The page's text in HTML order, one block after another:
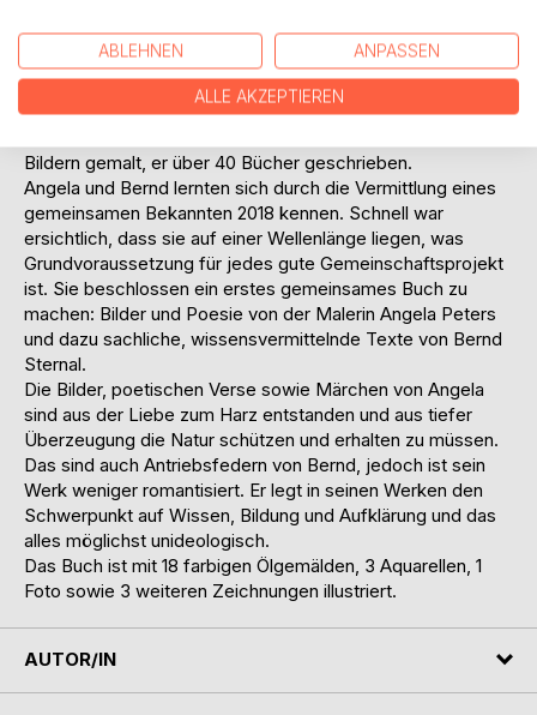
Internetportale und Blogs und begann für diese zu
schreiben. 2010 gründete er den Verlag Sternal Media.
Beide Autoren gingen ihren Leidenschaften nach, sie wurde
zur Malerin mit zunehmenden poetischen Anwandlungen, er
Bildern gemalt, er über 40 Bücher geschrieben.
Angela und Bernd lernten sich durch die Vermittlung eines
gemeinsamen Bekannten 2018 kennen. Schnell war
ersichtlich, dass sie auf einer Wellenlänge liegen, was
Grundvoraussetzung für jedes gute Gemeinschaftsprojekt
ist. Sie beschlossen ein erstes gemeinsames Buch zu
machen: Bilder und Poesie von der Malerin Angela Peters
und dazu sachliche, wissensvermittelnde Texte von Bernd
Sternal.
Die Bilder, poetischen Verse sowie Märchen von Angela
sind aus der Liebe zum Harz entstanden und aus tiefer
Überzeugung die Natur schützen und erhalten zu müssen.
Das sind auch Antriebsfedern von Bernd, jedoch ist sein
Werk weniger romantisiert. Er legt in seinen Werken den
Schwerpunkt auf Wissen, Bildung und Aufklärung und das
alles möglichst unideologisch.
Das Buch ist mit 18 farbigen Ölgemälden, 3 Aquarellen, 1
Foto sowie 3 weiteren Zeichnungen illustriert.
AUTOR/IN
ABLEHNEN ANPASSEN
ALLE AKZEPTIEREN